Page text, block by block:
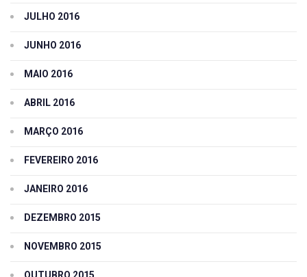
JULHO 2016
JUNHO 2016
MAIO 2016
ABRIL 2016
MARÇO 2016
FEVEREIRO 2016
JANEIRO 2016
DEZEMBRO 2015
NOVEMBRO 2015